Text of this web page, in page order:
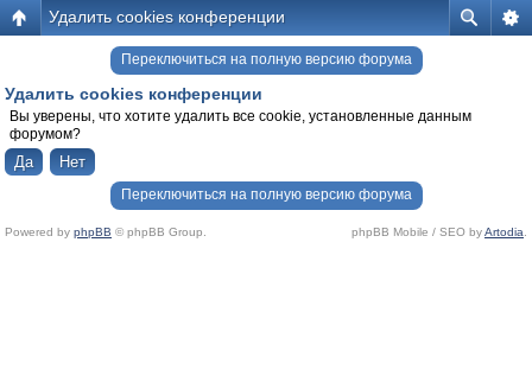
Удалить cookies конференции
Переключиться на полную версию форума
Удалить cookies конференции
Вы уверены, что хотите удалить все cookie, установленные данным
форумом?
Переключиться на полную версию форума
Powered by phpBB © phpBB Group. phpBB Mobile / SEO byArtodia